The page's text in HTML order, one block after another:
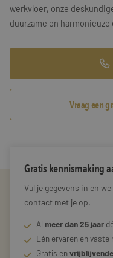
Contact
werkvloer, onze
duurzame en harmonieuze
Vraag een
Gratis kennismaking
Vul je gegevens in en
contact met je op.
Al meer dan 25 jaar
Eén ervaren en vaste
Gratis en